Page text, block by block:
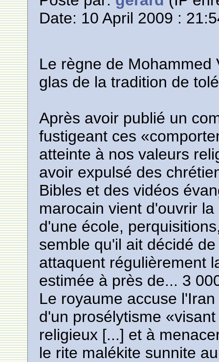
Date: 10 April 2009 :
Le règne de
glas de la tradition de
Après avoir publié un
fustigeant ces
atteinte à nos valeurs
avoir expulsé des
Bibles et des vidéos
marocain vient d'ouvrir
d'une école,
semble qu'il ait décidé
attaquent régulièrement
estimée à près de... 3
Le royaume accuse
d'un prosélytisme
religieux [...] et à
le rite malékite sunnite